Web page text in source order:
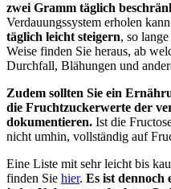
zwei Gramm täglich
Verdauungssystem erholen
täglich leicht steigern, so
Weise finden Sie heraus, ab
Durchfall, Blähungen und
Zudem sollten Sie ein
die Fruchtzuckerwerte der
dokumentieren. Ist die
nicht umhin, vollständig auf
Eine Liste mit sehr leicht bis
finden Sie hier. Es ist dennoch